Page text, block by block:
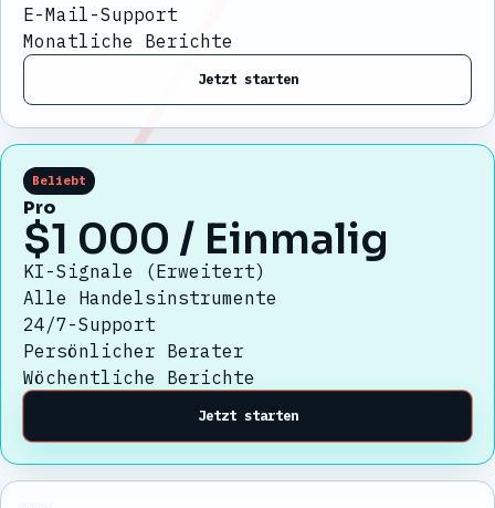
E-Mail-Support
Monatliche Berichte
Jetzt starten
Beliebt
Pro
$1 000 / Einmalig
KI-Signale (Erweitert)
Alle Handelsinstrumente
24/7-Support
Persönlicher Berater
Wöchentliche Berichte
Jetzt starten